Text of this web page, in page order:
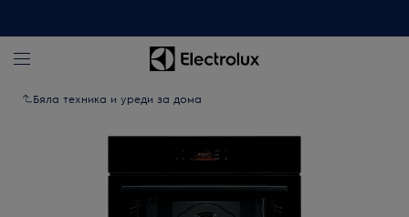
Бяла техника и уреди за дома